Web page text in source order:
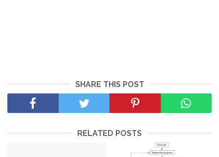
SHARE THIS POST
RELATED POSTS